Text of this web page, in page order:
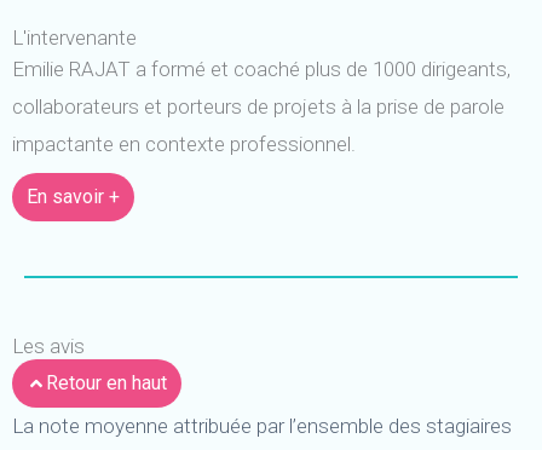
L'intervenante
Emilie RAJAT a formé et coaché plus de 1000 dirigeants,
collaborateurs et porteurs de projets à la prise de parole
impactante en contexte professionnel.
En savoir +
Les avis
Retour en haut
La note moyenne attribuée par l’ensemble des stagiaires